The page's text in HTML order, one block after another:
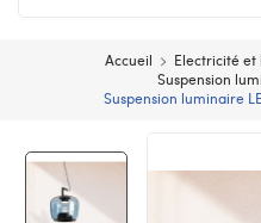
Accueil Electricité
Suspension
Suspension luminaire